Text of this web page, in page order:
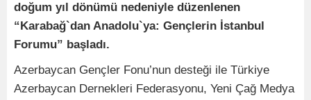
doğum yıl dönümü nedeniyle düzenlenen
“Karabağ`dan Anadolu`ya: Gençlerin İstanbul
Forumu” başladı.
Azerbaycan Gençler Fonu’nun desteği ile Türkiye
Azerbaycan Dernekleri Federasyonu, Yeni Çağ Medya